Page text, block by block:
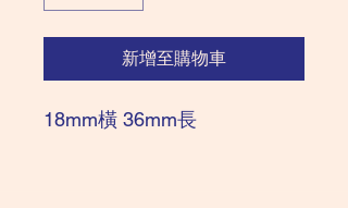
新增至購物車
18mm橫 36mm長